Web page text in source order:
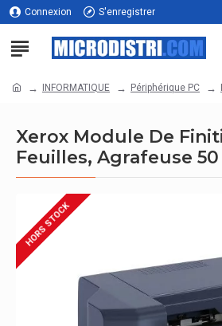
Connexion S'enregistrer
INFORMATIQUE Périphérique PC
Xerox Module De
Feuilles, Agrafeuse
HORS STOCK